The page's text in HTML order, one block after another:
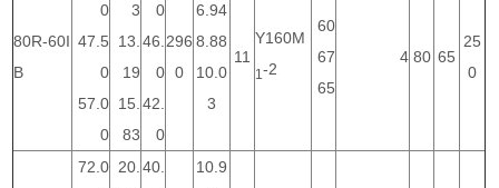
80R-60I
B
0
47.5
0
57.0
0
3
13.
19
15.
83
0
46.
0
42.
0
296
0
6.94
8.88
10.0
3
11
Y160M
1-2
60
67
65
4 80 65
25
0
72.0 20. 40.
10.9